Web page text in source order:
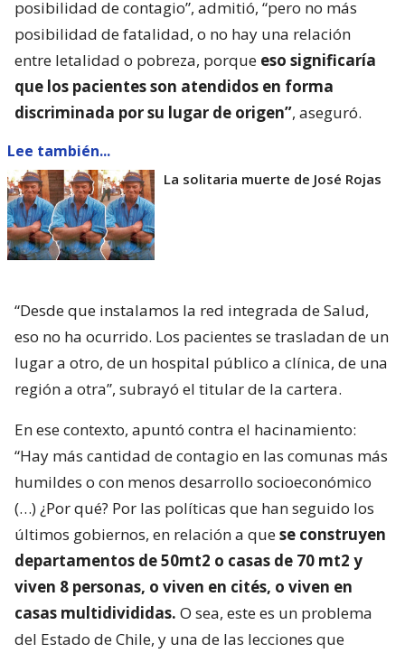
posibilidad de contagio”, admitió, “pero no más
posibilidad de fatalidad, o no hay una relación
entre letalidad o pobreza, porque eso significaría
que los pacientes son atendidos en forma
discriminada por su lugar de origen”, aseguró.
Lee también...
La solitaria muerte de José Rojas
“Desde que instalamos la red integrada de Salud,
eso no ha ocurrido. Los pacientes se trasladan de un
lugar a otro, de un hospital público a clínica, de una
región a otra”, subrayó el titular de la cartera.
En ese contexto, apuntó contra el hacinamiento:
“Hay más cantidad de contagio en las comunas más
humildes o con menos desarrollo socioeconómico
(…) ¿Por qué? Por las políticas que han seguido los
últimos gobiernos, en relación a quese construyen
departamentos de 50mt2 o casas de 70 mt2 y
viven 8 personas, o viven en cités, o viven en
casas multidivididas. O sea, este es un problema
del Estado de Chile, y una de las lecciones que